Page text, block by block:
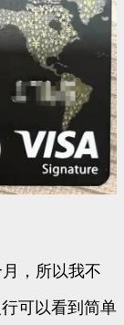
，所以我不
可以看到简单